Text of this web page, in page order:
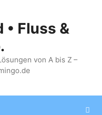
• Fluss &
von A bis Z –